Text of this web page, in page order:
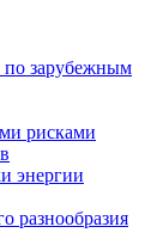
по зарубежным
рисками
энергии
разнообразия